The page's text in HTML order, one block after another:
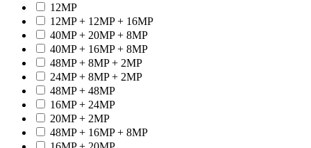
12MP
12MP + 12MP + 16MP
40MP + 20MP + 8MP
40MP + 16MP + 8MP
48MP + 8MP + 2MP
24MP + 8MP + 2MP
48MP + 48MP
16MP + 24MP
20MP + 2MP
48MP + 16MP + 8MP